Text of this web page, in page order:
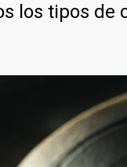
los tipos de